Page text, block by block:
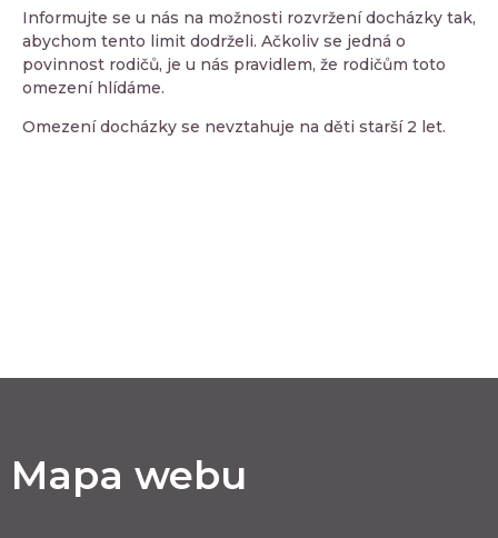
Informujte se u nás na možnosti rozvržení docházky tak,
abychom tento limit dodrželi. Ačkoliv se jedná o
povinnost rodičů, je u nás pravidlem, že rodičům toto
omezení hlídáme.
Omezení docházky se nevztahuje na děti starší 2 let.
Mapa webu